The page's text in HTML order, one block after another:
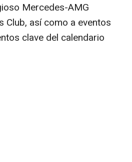
Mercedes-AMG
Club, así como a eventos
clave del calendario